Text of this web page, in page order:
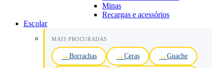
Minas
Recargas e acessórios
Escolar
MAIS PROCURADAS
Borrachas Ceras Guache